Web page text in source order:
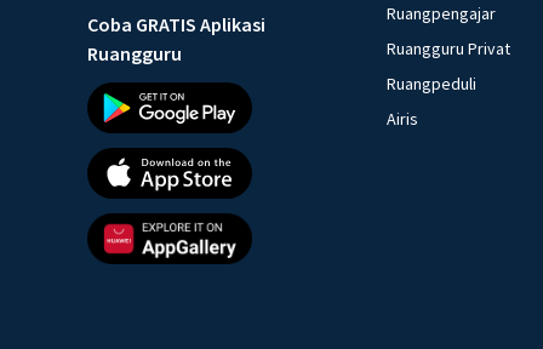
Coba GRATIS Aplikasi
Ruangguru
Ruangpengajar
Ruangguru Privat
Ruangpeduli
Airis